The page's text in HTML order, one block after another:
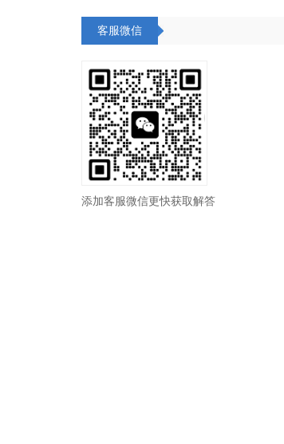
客服微信
添加客服微信更快获取解答